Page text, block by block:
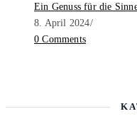
Ein Genuss für die
8. April 2024/
0 Comments